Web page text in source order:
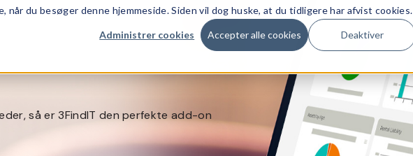
når du besøger denne hjemmeside. Siden vil dog huske, at du tidligere har afvist cookies.
Administrer cookies Accepter alle cookies Deaktiver
så er 3FindIT den perfekte add-on